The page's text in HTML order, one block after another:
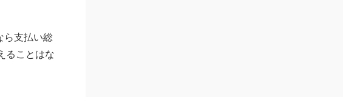
ら支払い総
ることはな